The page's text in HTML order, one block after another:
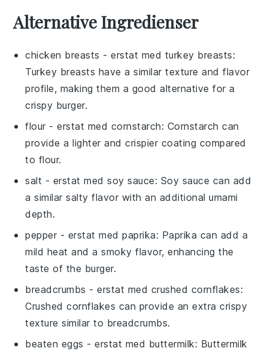
Alternative Ingredienser
chicken breasts - erstat med turkey breasts:
Turkey breasts have a similar texture and flavor
profile, making them a good alternative for a
crispy burger.
flour - erstat med cornstarch: Cornstarch can
provide a lighter and crispier coating compared
to flour.
salt - erstat medsoy sauce: Soy sauce can add
a similar salty flavor with an additional umami
depth.
pepper - erstat medpaprika: Paprika can add a
mild heat and a smoky flavor, enhancing the
taste of the burger.
breadcrumbs - erstat med crushed cornflakes:
Crushed cornflakes can provide an extra crispy
texture similar to breadcrumbs.
beaten eggs - erstat med buttermilk: Buttermilk